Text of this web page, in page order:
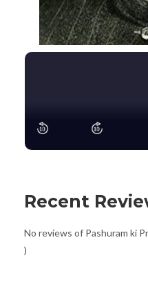
Recent
No reviews of Pashuram ki
)